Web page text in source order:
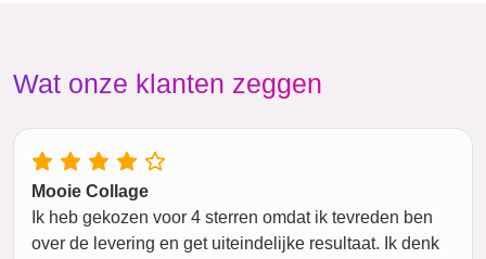
Wat onze klanten zeggen
Mooie Collage
Ik heb gekozen voor 4 sterren omdat ik tevreden ben
over de levering en get uiteindelijke resultaat. Ik denk